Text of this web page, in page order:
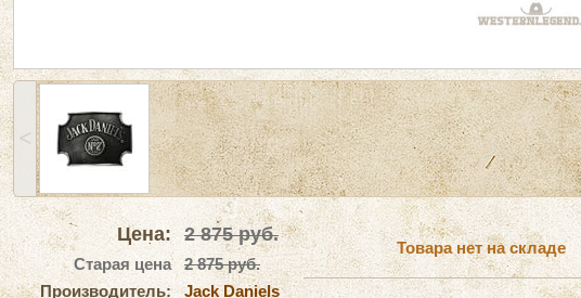
˂
Цена: 2 875руб.
Старая цена
2 875 руб.
Производитель:
Jack Daniels
Товара нет на складе